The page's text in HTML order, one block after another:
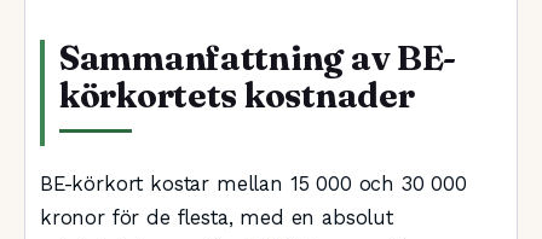
Sammanfattning av BE-
körkortets kostnader
BE-körkort kostar mellan 15 000 och 30 000
kronor för de flesta, med en absolut